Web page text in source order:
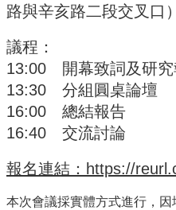
試
區
招
生
專
區
術
究
路與辛亥路二段交叉口）
議程：
13:00 開幕致詞及研究
13:30 分組圓桌論壇
16:00 總結報告
16:40 交流討論
報名連結： https://
本次會議採實體方式進行，因